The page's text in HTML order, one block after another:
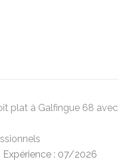
plat à Galfingue 68 avec
Expérience : 07/2026